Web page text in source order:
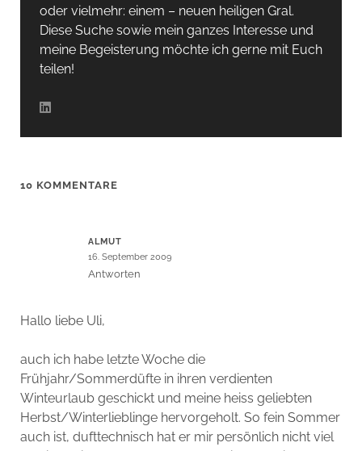
oder vielmehr: einem – neuen heiligen Gral.
Diese Suche sowie mein ganzes Interesse und
meine Begeisterung möchte ich gerne mit Euch
teilen!
10 KOMMENTARE
ALMUT
16. September 2009
Antworten
Hallo liebe Uli,
auch ich habe letzte Woche die
Frühjahr/Sommerdüfte in ihren verdienten
Winteurlaub geschickt und meine heiss geliebten
Herbst/Winterlieblinge hervorgeholt. So fein Sommer
auch ist, dufttechnisch hat er mir persönlich nicht viel